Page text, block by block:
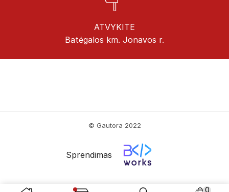
ATVYKITE
Batėgalos km. Jonavos r.
© Gautora 2022
Sprendimas
0